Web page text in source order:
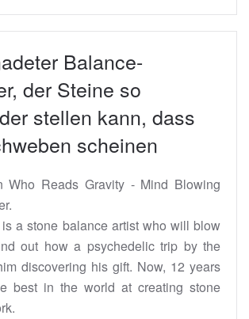
Balance-
der Steine so
stellen kann, dass
scheinen
Who Reads Gravity - Mind Blowing
a stone balance artist who will blow
out how a psychedelic trip by the
discovering his gift. Now, 12 years
best in the world at creating stone